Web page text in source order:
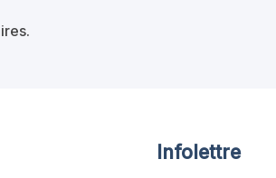
Infolettre